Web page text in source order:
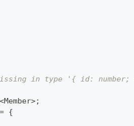
in type '{ id: number;
<Member>;
= {